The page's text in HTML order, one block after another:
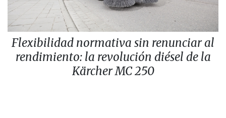
Flexibilidad normativa sin renunciar al
rendimiento: la revolución diésel de la
Kärcher MC 250